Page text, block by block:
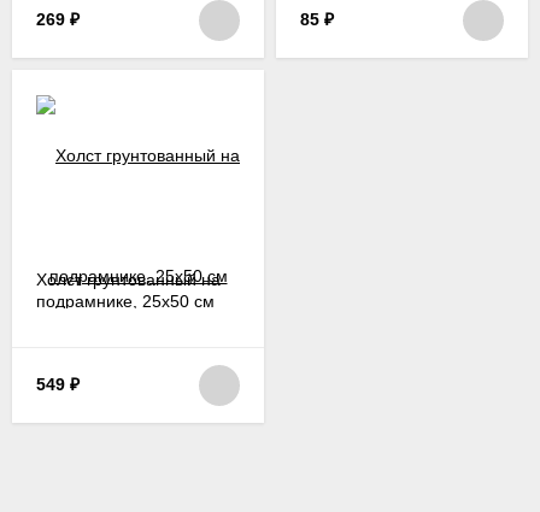
269 ₽ 85 ₽
Холст грунтованный на
подрамнике, 25х50 см
549 ₽